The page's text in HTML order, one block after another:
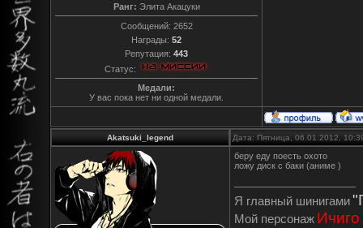
Ранг: Элита Акацуки
Сообщений: 2652
Награды: 52
Репутация: 443
Статус:
Медали:
У вас пока нет ни одной медали.
Akatsuki_legend Дата: Пятница, 06.01.2012,
беру еду поесть охото
ложу диск с баки (аниме )
Я главный шинигами
Мой персонаж